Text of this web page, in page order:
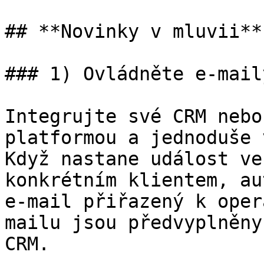
## **Novinky v mluvii**
### 1) Ovládněte e-
Integrujte své CRM
platformou a
Když nastane událost ve
konkrétním klientem,
e-mail přiřazený k
mailu jsou
CRM.